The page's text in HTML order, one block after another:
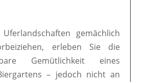
gemächlich
erleben Sie die
Gemütlichkeit eines
– jedoch nicht an